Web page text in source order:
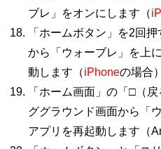
ブレ」をオンにします（
「ホームボタン」を2回
から「ウォーブレ」を上
動します（iPhoneの場合）
「ホーム画面」の「□（
ググラウンド画面から「
アプリを再起動します（